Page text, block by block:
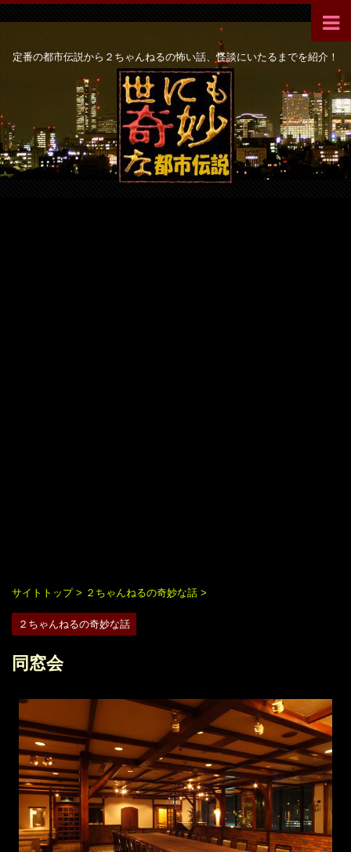
定番の都市伝説から２ちゃんねるの怖い話、怪談にいたるまでを紹介！
サイトトップ> ２ちゃんねるの奇妙な話 >
２ちゃんねるの奇妙な話
同窓会